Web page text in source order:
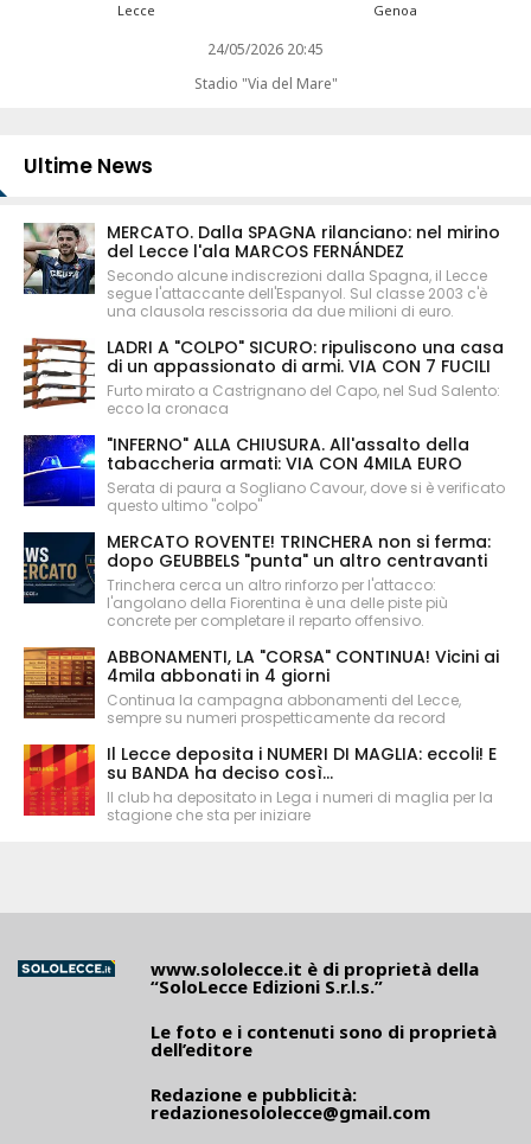
Lecce Genoa
24/05/2026 20:45
Stadio "Via del Mare"
Ultime News
MERCATO. Dalla SPAGNA rilanciano: nel mirino
del Lecce l'ala MARCOS FERNÁNDEZ
Secondo alcune indiscrezioni dalla Spagna, il Lecce
segue l'attaccante dell'Espanyol. Sul classe 2003 c'è
una clausola rescissoria da due milioni di euro.
LADRI A "COLPO" SICURO: ripuliscono una casa
di un appassionato di armi. VIA CON 7 FUCILI
Furto mirato a Castrignano del Capo, nel Sud Salento:
ecco la cronaca
"INFERNO" ALLA CHIUSURA. All'assalto della
tabaccheria armati: VIA CON 4MILA EURO
Serata di paura a Sogliano Cavour, dove si è verificato
questo ultimo "colpo"
MERCATO ROVENTE! TRINCHERA non si ferma:
dopo GEUBBELS "punta" un altro centravanti
Trinchera cerca un altro rinforzo per l'attacco:
l'angolano della Fiorentina è una delle piste più
concrete per completare il reparto offensivo.
ABBONAMENTI, LA "CORSA" CONTINUA! Vicini ai
4mila abbonati in 4 giorni
Continua la campagna abbonamenti del Lecce,
sempre su numeri prospetticamente da record
Il Lecce deposita i NUMERI DI MAGLIA: eccoli! E
su BANDA ha deciso così...
Il club ha depositato in Lega i numeri di maglia per la
stagione che sta per iniziare
www.sololecce.it è di proprietà della
“SoloLecce Edizioni S.r.l.s.”
Le foto e i contenuti sono di proprietà
dell’editore
Redazione e pubblicità:
redazionesololecce@gmail.com